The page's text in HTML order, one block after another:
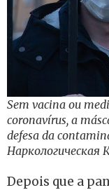
Sem vacina ou
coronavírus, a
defesa da
Наркологическая
Depois que a